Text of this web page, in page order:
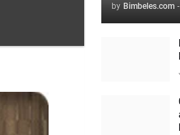
by Bimbeles.com -